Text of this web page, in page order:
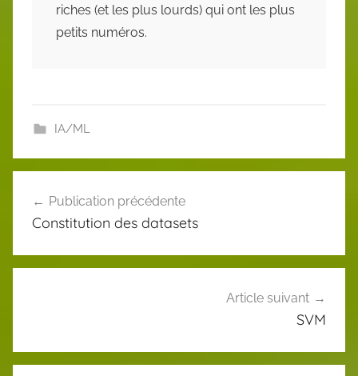
riches (et les plus lourds) qui ont les plus
petits numéros.
IA/ML
de
Publication précédente
Constitution des datasets
Article suivant
SVM